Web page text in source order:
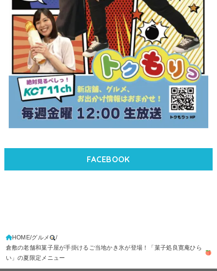
FACEBOOK
HOME グルメ
倉敷の老舗和菓子屋が手掛けるご当地かき氷が登場！「菓子処良寛庵ひら
い」の夏限定メニュー